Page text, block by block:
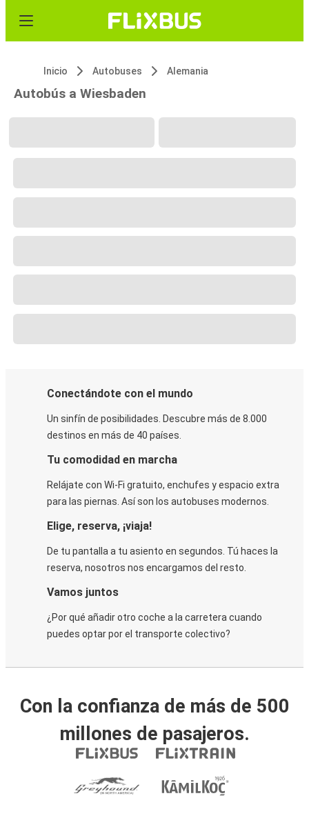
Inicio Autobuses Alemania
Autobús a Wiesbaden
Conectándote con el mundo
Un sinfín de posibilidades. Descubre más de 8.000
destinos en más de 40 países.
Tu comodidad en marcha
Relájate con Wi-Fi gratuito, enchufes y espacio extra
para las piernas. Así son los autobuses modernos.
Elige, reserva, ¡viaja!
De tu pantalla a tu asiento en segundos. Tú haces la
reserva, nosotros nos encargamos del resto.
Vamos juntos
¿Por qué añadir otro coche a la carretera cuando
puedes optar por el transporte colectivo?
Con la confianza de más de 500
millones de pasajeros.